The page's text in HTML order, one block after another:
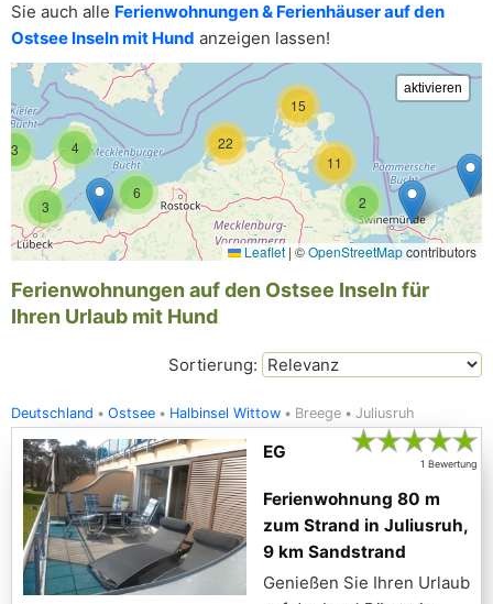
Sie auch alle Ferienwohnungen & Ferienhäuser auf den
Ostsee Inseln mit Hund anzeigen lassen!
3
3
4
2
11
15
6
22
Leaflet | ©OpenStreetMapcontributors
Ferienwohnungen auf den Ostsee Inseln für
Ihren Urlaub mit Hund
Sortierung:
Deutschland Ostsee Halbinsel Wittow Breege Juliusruh
★★★★★
1 Bewertung
EG
Ferienwohnung 80 m
zum Strand in Juliusruh,
9 km Sandstrand
Genießen Sie Ihren Urlaub